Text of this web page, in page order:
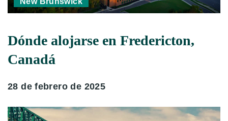
Dónde alojarse en Fredericton,
Canadá
28 de febrero de 2025